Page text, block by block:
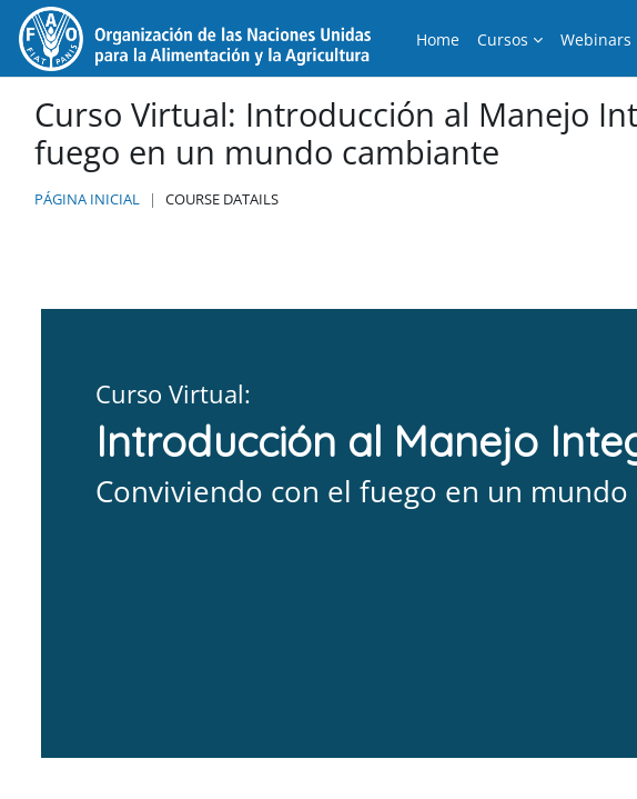
Ir para o conteúdo principal
Home
Cursos Webinars
Curso Virtual: Introducción al Manejo
fuego en un mundo cambiante
PÁGINA INICIAL COURSE DATAILS
Curso Virtual:
Introducción al Manejo
Conviviendo con el fuego en un mundo